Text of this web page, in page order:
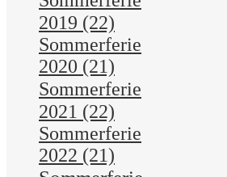
2019 (22)
Sommerferie
2020 (21)
Sommerferie
2021 (22)
Sommerferie
2022 (21)